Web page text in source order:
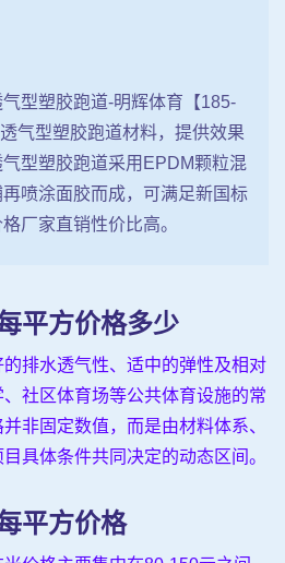
气型塑胶跑道-明辉体育【185-
气型塑胶跑道材料，提供效果
型塑胶跑道采用EPDM颗粒混
喷涂面胶而成，可满足新国标
厂家直销性价比高。
平方价格多少
排水透气性、适中的弹性及相对
社区体育场等公共体育设施的常
非固定数值，而是由材料体系、
具体条件共同决定的动态区间。
平方价格